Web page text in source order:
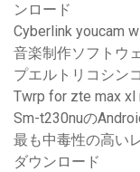
ンロード
Cyberlink youcam
音楽制作ソフトウ
プエルトリコシン
Twrp for zte max xl
Sm-t230nuの
最も中毒性の高い
ダウンロード